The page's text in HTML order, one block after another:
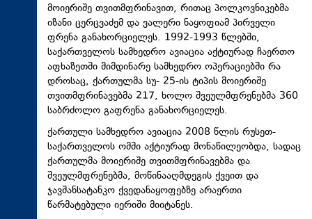
მოიერიშე თვითმფრინავით, რითაც პოლკოვნიკებმა
იზანი ცერცვაძემ და ვალერი ნაყოფიამ პირველი
ფრენა განახორციელეს. 1992-1993 წლებში,
საქართველოს სამხედრო ავიაცია აქტიურად ჩაერთო
აფხაზეთში მიმდინარე სამხედრო ოპერაციებში რა
დროსაც, ქართულმა სუ- 25-ის ტიპის მოიერიშე
თვითმფრინავებმა 217, ხოლო შვეულმფრენებმა 360
საბრძოლო გაფრენა განახორციელეს.
ქართული სამხედრო ავიაცია 2008 წლის რუსეთ-
საქართველოს ომში აქტიურად მონაწილეობდა, სადაც
ქართულმა მოიერიშე თვითმფრინავებმა და
შვეულმფრენებმა, მოწინააღმდეგის ქვეით და
ჯავშანსატანკო ქვედანაყოფებზე არაერთი
წარმატებული იერიში მიიტანეს.